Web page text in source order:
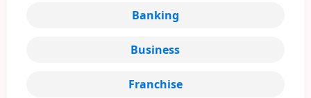
Banking
Business
Franchise